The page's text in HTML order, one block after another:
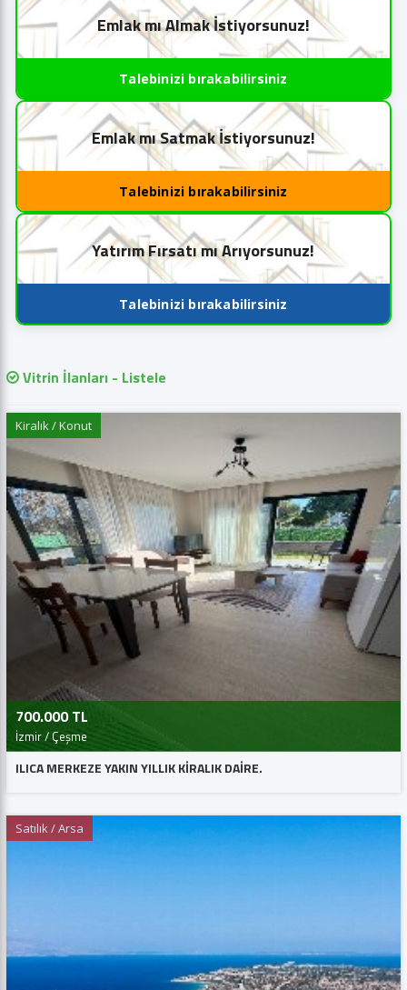
Emlak mı Almak İstiyorsunuz!
Talebinizi bırakabilirsiniz
Emlak mı Satmak İstiyorsunuz!
Talebinizi bırakabilirsiniz
Yatırım Fırsatı mı Arıyorsunuz!
Talebinizi bırakabilirsiniz
Vitrin İlanları - Listele
Kiralık / Konut
700.000 TL
İzmir / Çeşme
ILICA MERKEZE YAKIN YILLIK KİRALIK DAİRE.
Satılık / Arsa